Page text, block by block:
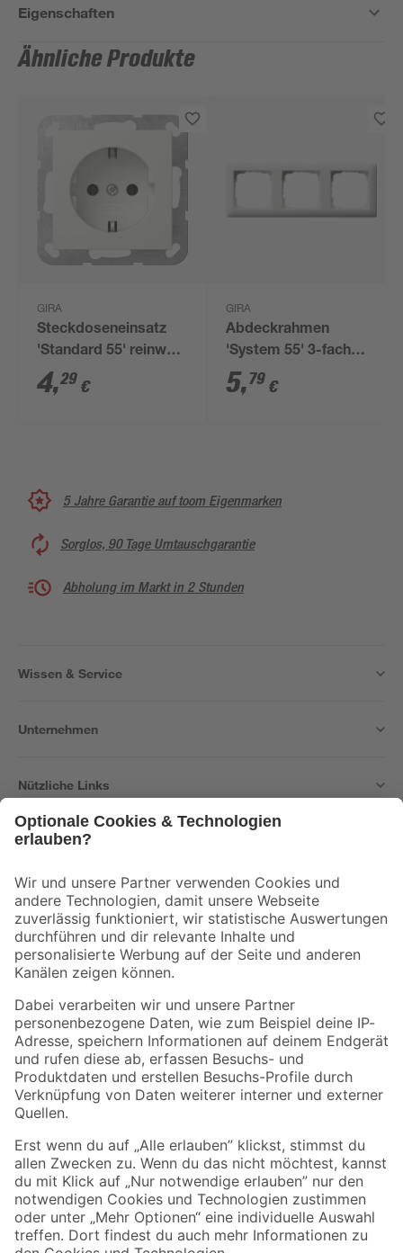
Eigenschaften
Ähnliche Produkte
GIRA
Steckdoseneinsatz
'Standard 55' reinweiß
matt 7 x 7 cm
4,29 €
GIRA
Abdeckrahmen
'System 55' 3-fach
reinweiß matt
5,79 €
5 Jahre Garantie auf toom Eigenmarken
Sorglos, 90 Tage Umtauschgarantie
Abholung im Markt in 2 Stunden
Wissen & Service
Unternehmen
Nützliche Links
Der toom Newsletter: Keine Angebote und Aktionen mehr verpassen!
Zur Newsletter Anmeldung
Folge uns
Zahlungsarten Versandarten
Sicher einkaufen
Jetzt die toom-App herunterladen